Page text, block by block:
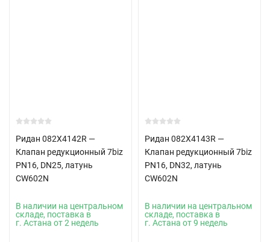
Ридан 082X4142R —
Клапан редукционный 7biz
PN16, DN25, латунь
CW602N
В наличии на центральном
складе, поставка в
г. Астана от 2 недель
Ридан 082X4143R —
Клапан редукционный 7biz
PN16, DN32, латунь
CW602N
В наличии на центральном
складе, поставка в
г. Астана от 9 недель